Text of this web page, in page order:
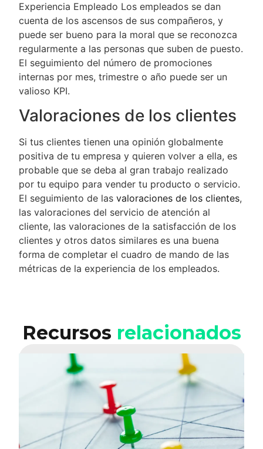
Experiencia Empleado Los empleados se dan
cuenta de los ascensos de sus compañeros, y
puede ser bueno para la moral que se reconozca
regularmente a las personas que suben de puesto.
El seguimiento del número de promociones
internas por mes, trimestre o año puede ser un
valioso KPI.
Valoraciones de los clientes
Si tus clientes tienen una opinión globalmente
positiva de tu empresa y quieren volver a ella, es
probable que se deba al gran trabajo realizado
por tu equipo para vender tu producto o servicio.
El seguimiento de las valoraciones de los clientes,
las valoraciones del servicio de atención al
cliente, las valoraciones de la satisfacción de los
clientes y otros datos similares es una buena
forma de completar el cuadro de mando de las
métricas de la experiencia de los empleados.
Recursos relacionados